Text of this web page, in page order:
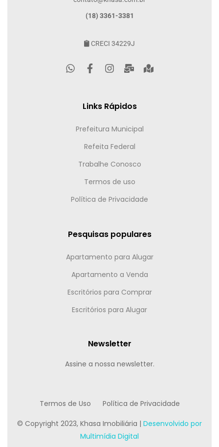
(18) 3361-3381
CRECI 34229J
Links Rápidos
Prefeitura Municipal
Refeita Federal
Trabalhe Conosco
Termos de uso
Política de Privacidade
Pesquisas populares
Apartamento para Alugar
Apartamento a Venda
Escritórios para Comprar
Escritórios para Alugar
Newsletter
Assine a nossa newsletter.
Termos de Uso Política de Privacidade
© Copyright 2023, Khasa Imobiliária | Desenvolvido por
Multimídia Digital